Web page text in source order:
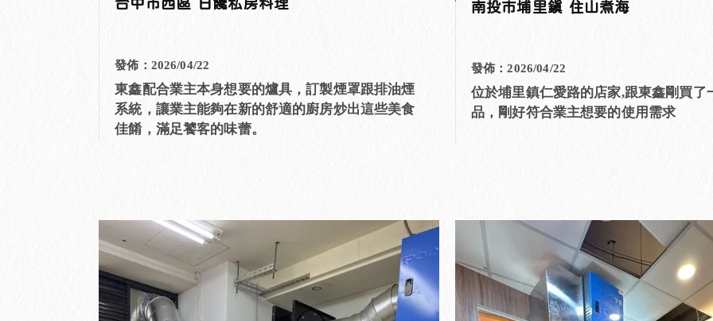
台中市西區 日饞私房料理
發佈：2026/04/22
東鑫配合業主本身想要的爐具，訂製煙罩跟排油煙
系統，讓業主能夠在新的舒適的廚房炒出這些美食
佳餚，滿足饕客的味蕾。
南投市埔里鎮 住山煮海
發佈：2026/04/22
位於埔里鎮仁愛路的店家,跟東鑫剛買了
品，剛好符合業主想要的使用需求